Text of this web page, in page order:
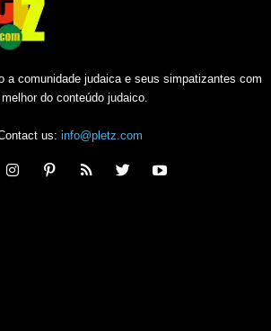
a comunidade judaica e seus simpatizantes com
do conteúdo judaico.
us: info@pletz.com